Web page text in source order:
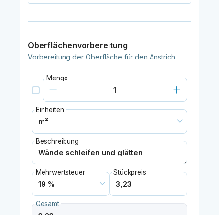
Oberflächenvorbereitung
Vorbereitung der Oberfläche für den Anstrich.
Menge
Einheiten
Beschreibung
Mehrwertsteuer Stückpreis
Gesamt